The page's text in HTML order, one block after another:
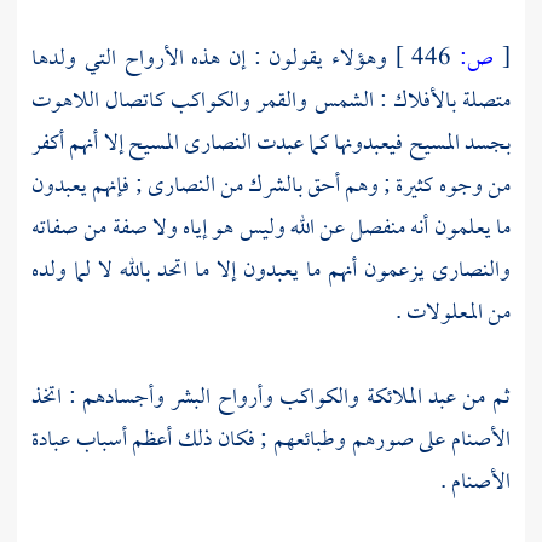
[ ص:
وهؤلاء يقولون : إن هذه الأرواح التي ولدها
متصلة بالأفلاك : الشمس والقمر والكواكب كاتصال اللاهوت
بجسدالمسيحفيعبدونها كما عبدتالنصارىالمسيحإلا أنهم أكفر
من وجوه كثيرة ; وهم أحق بالشرك منالنصارى; فإنهم يعبدون
ما يعلمون أنه منفصل عن الله وليس هو إياه ولا صفة من صفاته
والنصارىيزعمون أنهم ما يعبدون إلا ما اتحد بالله لا لما ولده
من المعلولات .
ثم من عبد الملائكة والكواكب وأرواح البشر وأجسادهم : اتخذ
الأصنام على صورهم وطبائعهم ; فكان ذلك أعظم أسباب عبادة
الأصنام .